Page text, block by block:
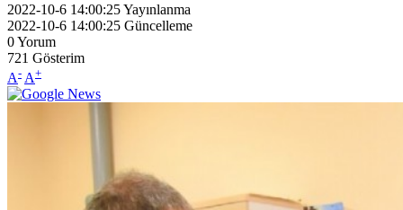
2022-10-6 14:00:25Yayınlanma
2022-10-6 14:00:25 Güncelleme
0Yorum
721 Gösterim
A- A+